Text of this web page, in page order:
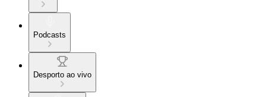
Podcasts
Desporto ao vivo